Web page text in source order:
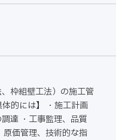
枠組壁工法）の施工管
的には】 ・施工計画
達 ・工事監理、品質
価管理、技術的な指